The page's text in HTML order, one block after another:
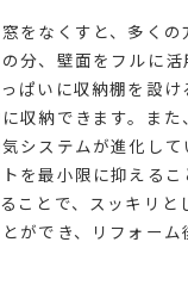
をなくすと、多く
分、壁面をフルに
ぱいに収納棚を設け
収納できます。ま
システムが進化し
を最小限に抑える
ことで、スッキリ
ができ、リフォー